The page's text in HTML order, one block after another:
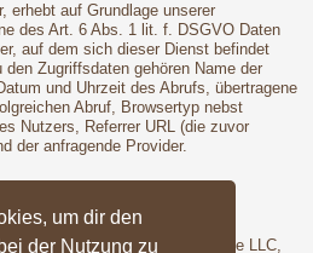
um dir den
der Nutzung zu
erhebt auf Grundlage unserer
des Art. 6 Abs. 1 lit. f. DSGVO Daten
auf dem sich dieser Dienst befindet
Zugriffsdaten gehören Name der
und Uhrzeit des Abrufs, übertragene
Abruf, Browsertyp nebst
Nutzers, Referrer URL (die zuvor
der anfragende Provider.
Fonts") des Anbieters Google LLC,